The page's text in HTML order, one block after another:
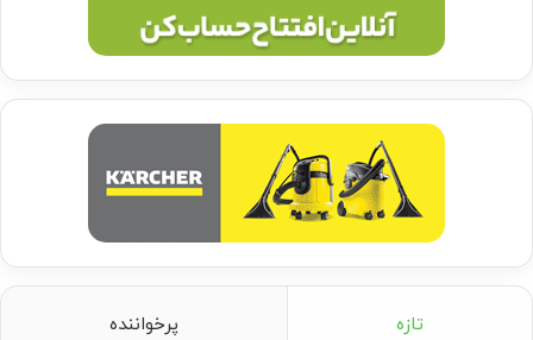
تازه پرخواننده